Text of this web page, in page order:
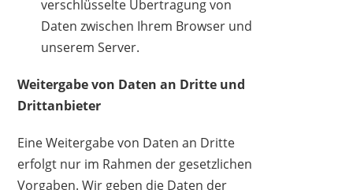
verschlüsselte Übertragung von
Daten zwischen Ihrem Browser und
unserem Server.
Weitergabe von Daten an Dritte und
Drittanbieter
Eine Weitergabe von Daten an Dritte
erfolgt nur im Rahmen der gesetzlichen
Vorgaben. Wir geben die Daten der